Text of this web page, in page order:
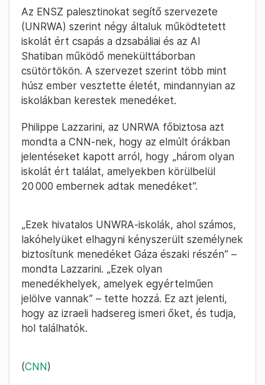
Az ENSZ palesztinokat segítő szervezete
(UNRWA) szerint négy általuk működtetett
iskolát ért csapás a dzsabáliai és az Al
Shatiban működő menekülttáborban
csütörtökön. A szervezet szerint több mint
húsz ember vesztette életét, mindannyian az
iskolákban kerestek menedéket.
Philippe Lazzarini, az UNRWA főbiztosa azt
mondta a CNN-nek, hogy az elmúlt órákban
jelentéseket kapott arról, hogy „három olyan
iskolát ért találat, amelyekben körülbelül
20 000 embernek adtak menedéket”.
„Ezek hivatalos UNWRA-iskolák, ahol számos,
lakóhelyüket elhagyni kényszerült személynek
biztosítunk menedéket Gáza északi részén” –
mondta Lazzarini. „Ezek olyan
menedékhelyek, amelyek egyértelműen
jelölve vannak” – tette hozzá. Ez azt jelenti,
hogy az izraeli hadsereg ismeri őket, és tudja,
hol találhatók.
(CNN)